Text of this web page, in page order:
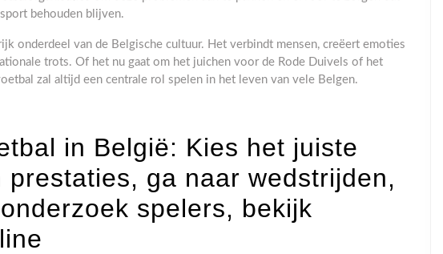
behouden blijven.
onderdeel van de Belgische cultuur. Het verbindt mensen, creëert emoties
trots. Of het nu gaat om het juichen voor de Rode Duivels of het
zal altijd een centrale rol spelen in het leven van vele Belgen.
in België: Kies het juiste
prestaties, ga naar wedstrijden,
spelers, bekijk